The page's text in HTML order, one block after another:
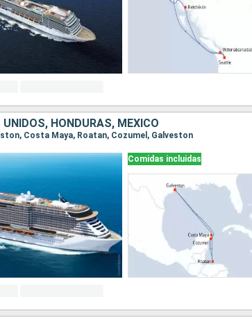
HONDURAS, MÉXICO
Costa Maya, Roatan, Cozumel, Galveston
Comidas incluidas